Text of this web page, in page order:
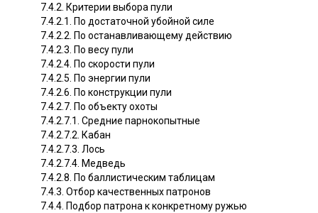
7.4.2. Критерии выбора пули
7.4.2.1. По достаточной убойной силе
7.4.2.2. По останавливающему действию
7.4.2.3. По весу пули
7.4.2.4. По скорости пули
7.4.2.5. По энергии пули
7.4.2.6. По конструкции пули
7.4.2.7. По объекту охоты
7.4.2.7.1. Средние парнокопытные
7.4.2.7.2. Кабан
7.4.2.7.3. Лось
7.4.2.7.4. Медведь
7.4.2.8. По баллистическим таблицам
7.4.3. Отбор качественных патронов
7.4.4. Подбор патрона к конкретному ружью